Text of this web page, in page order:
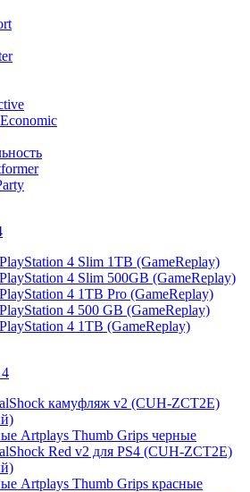
4 Slim 1TB (GameReplay)
4 Slim 500GB (GameReplay)
4 1TB Pro (GameReplay)
4 500 GB (GameReplay)
4 1TB (GameReplay)
камуфляж v2 (CUH-ZCT2E)
Artplays Thumb Grips черные
Red v2 для PS4 (CUH-ZCT2E)
Artplays Thumb Grips красные